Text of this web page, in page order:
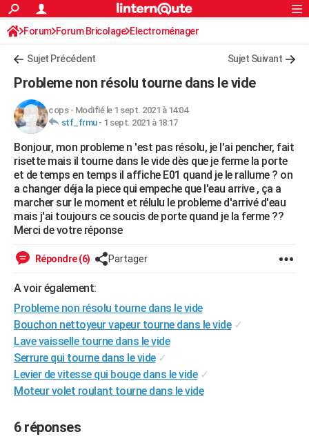
ACTUALITÉS
Politique
Société
Faits Divers
Education
Monde
Villes
+
FINANCE
Retraite
Impôts
Epargne
Immobilier
Risques naturels par ville
Banque
Assurance
Crédit
AUTO
Essais
Réserver un essai
Citadines
Berlines
SUV
Forum auto
+HIGH-TECH
Mobiles
Meilleur smartphone
Internet
Ordinateurs
Jeux vidéo
Guide high-tech
+BRICOLAGE
Forum
Aménagement intérieur
Extérieur
Cuisine
Salle de bains
Jardinage
Rangement
WEEK-END
Art de vivre
Bien-être
Loisirs
Mode
Modes de vie
Alimentation
Guide de la santé
Maladies
Médicaments
Sommeil
Destinations
City break
Voyage nature
Voyage de noces
Forum
Climat
+PHOTO
GUIDES D'ACHAT
BONS PLANS
Carte de Noël
Carte Bonne année
Carte Saint-Valentin
Carte Pâques
Carte d'anniversaire
DICTIONNAIRE
S'inscrire
Connexion
Forum Forum Bricolage Electroménager
Sujet Précédent Sujet Suivant
Probleme non résolu tourne dans le vide
cops- Modifié le 1 sept. 2021 à 14:04
stf_frmu- 1 sept. 2021 à 18:17
Bonjour, mon probleme n 'est pas résolu, je l'ai pencher, fait
risette mais il tourne dans le vide dès que je ferme la porte
et de temps en temps il affiche E01 quand je le rallume ? on
a changer déja la piece qui empeche que l'eau arrive , ça a
marcher sur le moment et rélulu le probleme d'arrivé d'eau
mais j'ai toujours ce soucis de porte quand je la ferme ??
Merci de votre réponse
Répondre (6) Partager
A voir également:
Probleme non résolu tourne dans le vide
Bouchon nettoyeur vapeur tourne dans le vide ✓
Lave vaisselle tourne dans le vide
Serrure qui tourne dans le vide ✓
Levier de vitesse qui bouge dans le vide ✓
Moteur volet roulant tourne dans le vide
6 réponses